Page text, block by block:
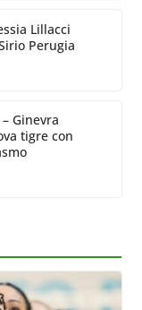
Lillacci
Perugia
Ginevra
tigre con